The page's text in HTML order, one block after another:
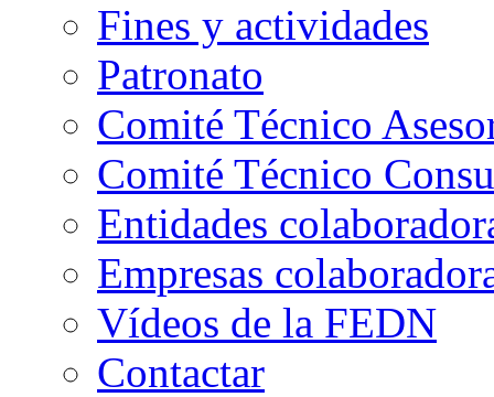
Fines y actividades
Patronato
Comité Técnico
Comité Técnico
Entidades
Empresas
Vídeos de la FEDN
Contactar